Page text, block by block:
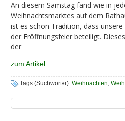
An diesem Samstag fand wie in
Weihnachtsmarktes auf dem
ist es schon Tradition, dass unsere
der Eröffnungsfeier beteiligt.
der
zum Artikel ...
Tags (Suchwörter):Weihnachten,